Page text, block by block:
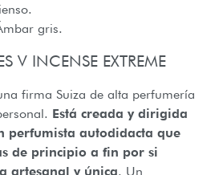
gris.
V INCENSE EXTREME
firma Suiza de alta perfumería
Está creada y dirigida
perfumista autodidacta que
de principio a fin por si
artesanal y única. Un